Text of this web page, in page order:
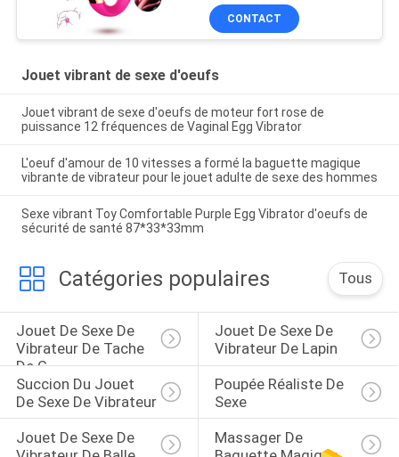
moteurs préliminaires de
vibration
CONTACT
Jouet vibrant de sexe d'oeufs
Jouet vibrant de sexe d'oeufs de moteur fort rose de
puissance 12 fréquences de Vaginal Egg Vibrator
L'oeuf d'amour de 10 vitesses a formé la baguette magique
vibrante de vibrateur pour le jouet adulte de sexe des hommes
Sexe vibrant Toy Comfortable Purple Egg Vibrator d'oeufs de
sécurité de santé 87*33*33mm
Catégories populaires Tous
Jouet De Sexe De
Vibrateur De Tache
De G
Jouet De Sexe De
Vibrateur De Lapin
Succion Du Jouet
De Sexe De Vibrateur
Poupée Réaliste De
Sexe
Jouet De Sexe De
Massager De